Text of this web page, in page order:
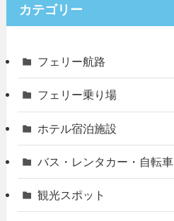
カテゴリー
フェリー航路
フェリー乗り場
ホテル宿泊施設
バス・レンタカー・自転車
観光スポット